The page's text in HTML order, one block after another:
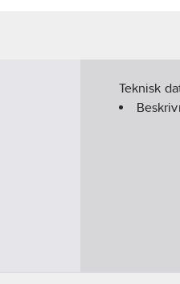
Teknisk